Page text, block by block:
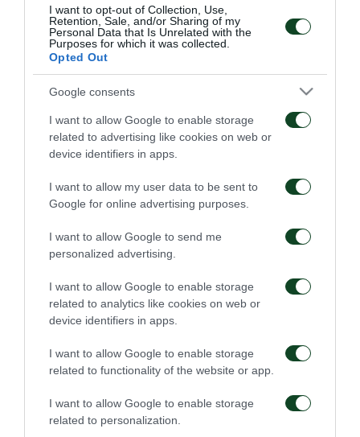
I want to opt-out of Collection, Use,
Retention, Sale, and/or Sharing of my
Personal Data that Is Unrelated with the
Purposes for which it was collected.
Opted Out
Google consents
I want to allow Google to enable storage
related to advertising like cookies on web or
device identifiers in apps.
I want to allow my user data to be sent to
Google for online advertising purposes.
I want to allow Google to send me
personalized advertising.
I want to allow Google to enable storage
related to analytics like cookies on web or
device identifiers in apps.
I want to allow Google to enable storage
related to functionality of the website or app.
I want to allow Google to enable storage
related to personalization.
σε τεχνικό διευθυντή και αργότερα σε αθλητικό
διευθυντή των Νυχτερίδων, θέση που κατείχε μέχρι
πρότινος.
Καλωσορίζουμε τον Μιγκέλ Άνχελ Κορόνα στην
οικογένεια του Παναθηναϊκού.
ΠΑΕ
φιλάθλους για την
αποψινή προσέλευση
05/08/2026
Η ΠΑΕ Παναθηναϊκός
παρουσιάζει το νέο
υπερσύγχρονο πούλμαν
03/08/2026